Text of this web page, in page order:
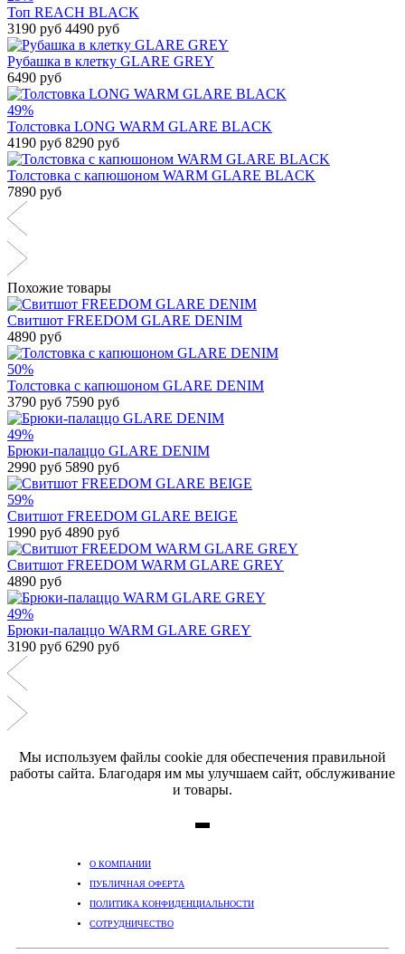
Топ REACH BLACK
3190 руб 4490 руб
Рубашка в клетку GLARE GREY
6490 руб
49%
Толстовка LONG WARM GLARE BLACK
4190 руб 8290 руб
Толстовка с капюшоном WARM GLARE BLACK
7890 руб
Похожие товары
Свитшот FREEDOM GLARE DENIM
4890 руб
50%
Толстовка с капюшоном GLARE DENIM
3790 руб 7590 руб
49%
Брюки-палаццо GLARE DENIM
2990 руб 5890 руб
59%
Свитшот FREEDOM GLARE BEIGE
1990 руб 4890 руб
Свитшот FREEDOM WARM GLARE GREY
4890 руб
49%
Брюки-палаццо WARM GLARE GREY
3190 руб 6290 руб
Мы используем файлы cookie для обеспечения правильной
работы сайта. Благодаря им мы улучшаем сайт, обслуживание
и товары.
О КОМПАНИИ
ПУБЛИЧНАЯ ОФЕРТА
ПОЛИТИКА КОНФИДЕНЦИАЛЬНОСТИ
СОТРУДНИЧЕСТВО